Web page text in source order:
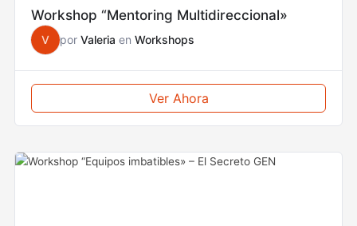
Workshop “Mentoring Multidireccional»
V por Valeria en Workshops
Ver Ahora